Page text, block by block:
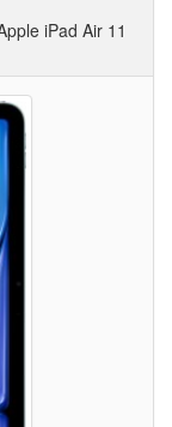
iPad Air 11